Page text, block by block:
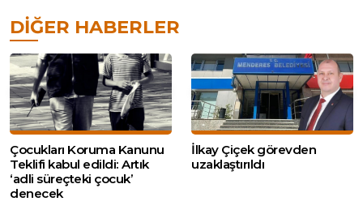
DIĞER HABERLER
Çocukları Koruma Kanunu
Teklifi kabul edildi: Artık
‘adli süreçteki çocuk’
denecek
İlkay Çiçek görevden
uzaklaştırıldı